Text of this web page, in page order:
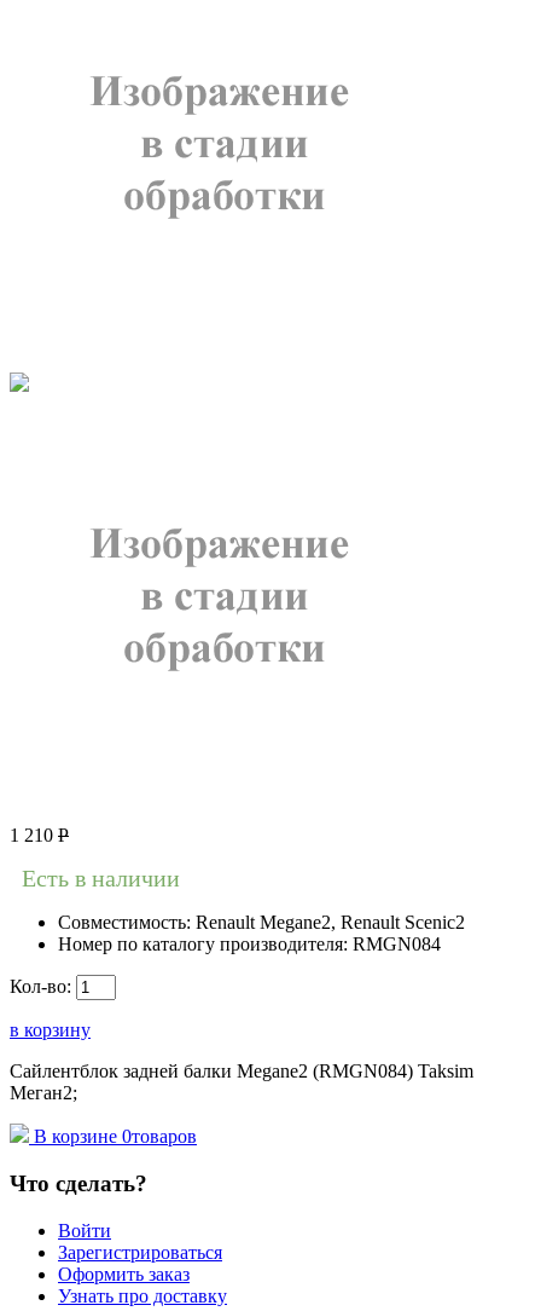
1 210 Р
Есть в наличии
Совместимость: Renault Megane2, Renault Scenic2
Номер по каталогу производителя: RMGN084
Кол-во:
в корзину
Сайлентблок задней балки Megane2 (RMGN084) Taksim
Меган2;
В корзине 0товаров
Что сделать?
Войти
Зарегистрироваться
Оформить заказ
Узнать про доставку